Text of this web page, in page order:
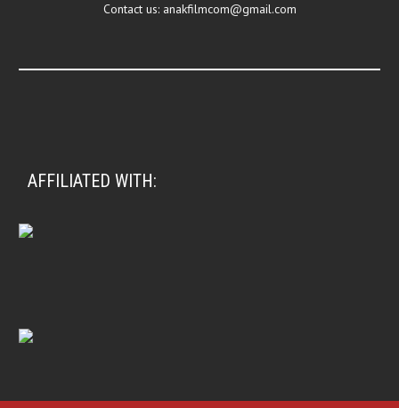
Contact us: anakfilmcom@gmail.com
AFFILIATED WITH: